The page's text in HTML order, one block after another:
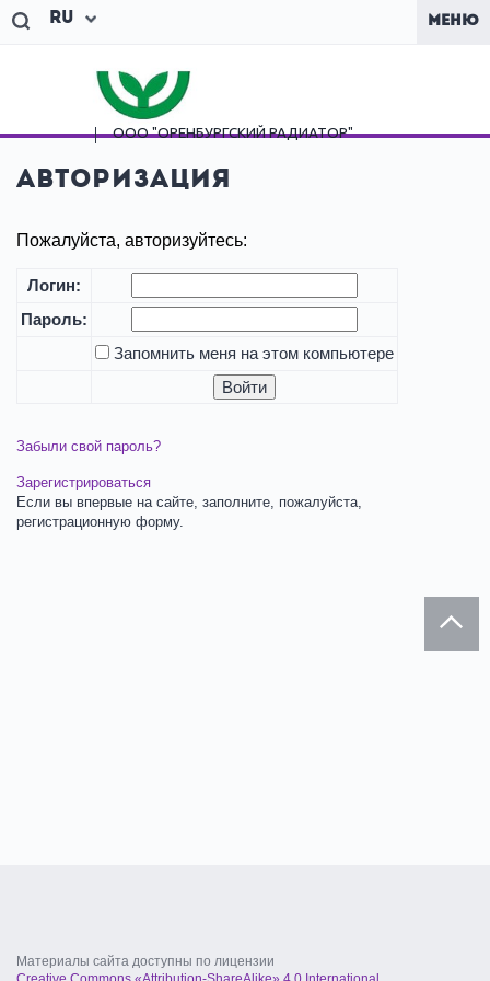
Ru МЕНЮ
ООО "ОРЕНБУРГСКИЙРАДИАТОР"
Авторизация
Пожалуйста, авторизуйтесь:
Логин:
Пароль:
Запомнить меня на этом компьютере
Забыли свой пароль?
Зарегистрироваться
Если вы впервые на сайте, заполните, пожалуйста,
регистрационную форму.
Материалы сайта доступны по лицензии